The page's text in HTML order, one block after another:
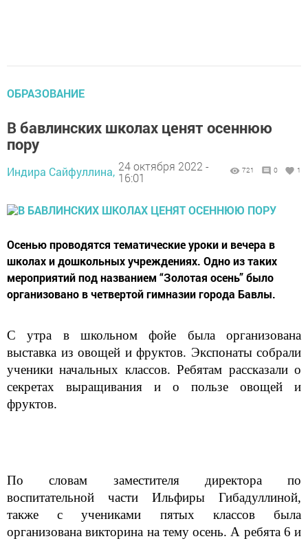
ОБРАЗОВАНИЕ
В бавлинских школах ценят осеннюю
пору
Индира Сайфуллина, 24 октября 2022 -
16:01
721 0 1
Осенью проводятся тематические уроки и вечера в
школах и дошкольных учреждениях. Одно из таких
мероприятий под названием “Золотая осень” было
организовано в четвертой гимназии города Бавлы.
С утра в школьном фойе была организована
выставка из овощей и фруктов. Экспонаты собрали
ученики начальных классов. Ребятам рассказали о
секретах выращивания и о пользе овощей и
фруктов.
По словам заместителя директора по
воспитательной части Ильфиры Гибадуллиной,
также с учениками пятых классов была
организована викторина на тему осень. А ребята 6 и